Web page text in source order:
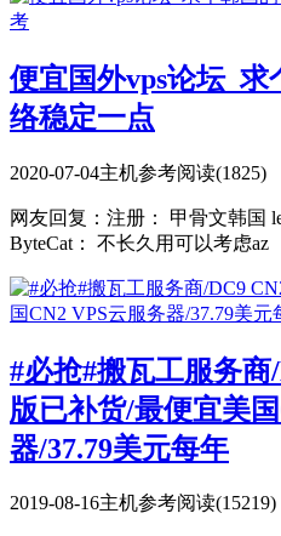
便宜国外vps论坛_求
络稳定一点
2020-07-04主机参考阅读(1825)
网友回复：注册： 甲骨文韩国
ByteCat： 不长久用可以考虑az
#必抢#搬瓦工服务
版已补货/最便宜美
器/37.79美元每年
2019-08-16主机参考阅读(15219)